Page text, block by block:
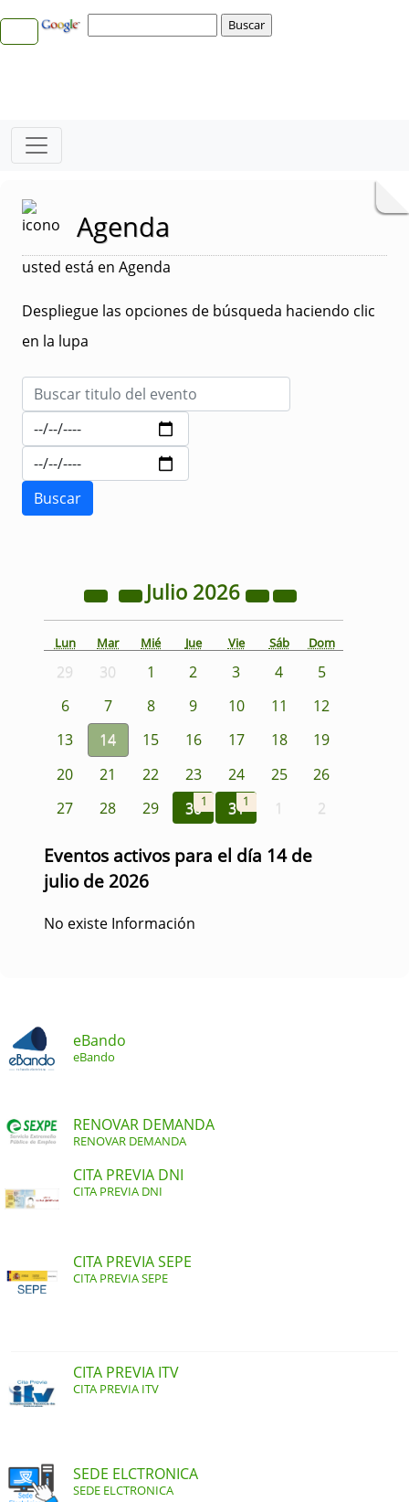
Agenda
usted está en Agenda
Despliegue las opciones de búsqueda haciendo clic
en la lupa
Julio 2026
Lun Mar Mié Jue Vie Sáb Dom
29 30 1 2 3 4
5
6
7 8 9 10 11
12
13
14 15 16 17 18
19
20
21 22 23 24 25
26
27
28 29 301 311 1 2
Eventos activos para el día 14 de
julio de 2026
No existe Información
eBando
eBando
RENOVAR DEMANDA
RENOVAR DEMANDA
CITA PREVIA DNI
CITA PREVIA DNI
CITA PREVIA SEPE
CITA PREVIA SEPE
CITA PREVIA ITV
CITA PREVIA ITV
SEDE ELCTRONICA
SEDE ELCTRONICA